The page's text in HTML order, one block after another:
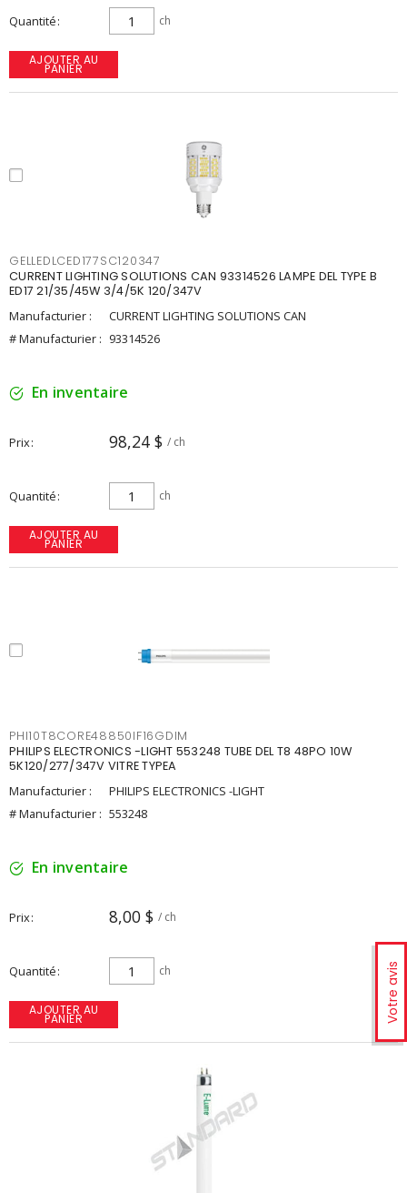
Votre avis
Quantité ch
AJOUTER AU
PANIER
GELLEDLCED177SC120347
CURRENT LIGHTING SOLUTIONS CAN 93314526 LAMPE DEL TYPE B
ED17 21/35/45W 3/4/5K 120/347V
Manufacturier :
CURRENT LIGHTING SOLUTIONS CAN
# Manufacturier : 93314526
En inventaire
Prix 98,24 $ / ch
Quantité ch
AJOUTER AU
PANIER
PHI10T8CORE48850IF16GDIM
PHILIPS ELECTRONICS -LIGHT 553248 TUBE DEL T8 48PO 10W
5K120/277/347V VITRE TYPEA
Manufacturier :
PHILIPS ELECTRONICS -LIGHT
# Manufacturier : 553248
En inventaire
Prix 8,00 $ / ch
Quantité ch
AJOUTER AU
PANIER